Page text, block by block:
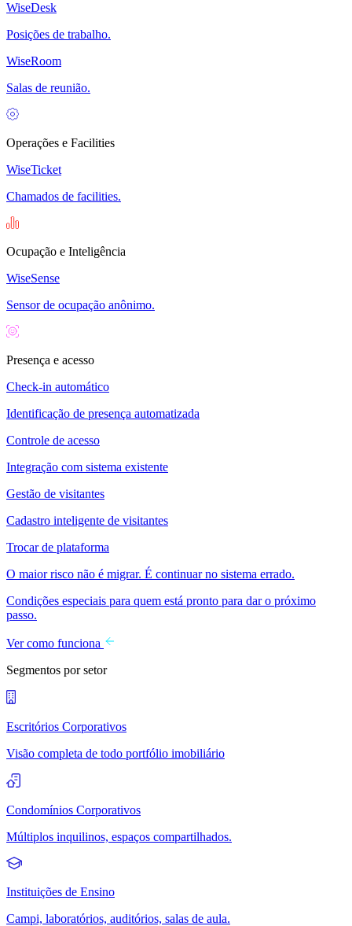
WiseDesk
Posições de trabalho.
WiseRoom
Salas de reunião.
Operações e Facilities
WiseTicket
Chamados de facilities.
Ocupação e Inteligência
WiseSense
Sensor de ocupação anônimo.
Presença e acesso
Check-in automático
Identificação de presença automatizada
Controle de acesso
Integração com sistema existente
Gestão de visitantes
Cadastro inteligente de visitantes
Trocar de plataforma
O maior risco não é migrar. É continuar no sistema errado.
Condições especiais para quem está pronto para dar o próximo
passo.
Ver como funciona
Segmentos por setor
Escritórios Corporativos
Visão completa de todo portfólio imobiliário
Condomínios Corporativos
Múltiplos inquilinos, espaços compartilhados.
Instituições de Ensino
Campi, laboratórios, auditórios, salas de aula.